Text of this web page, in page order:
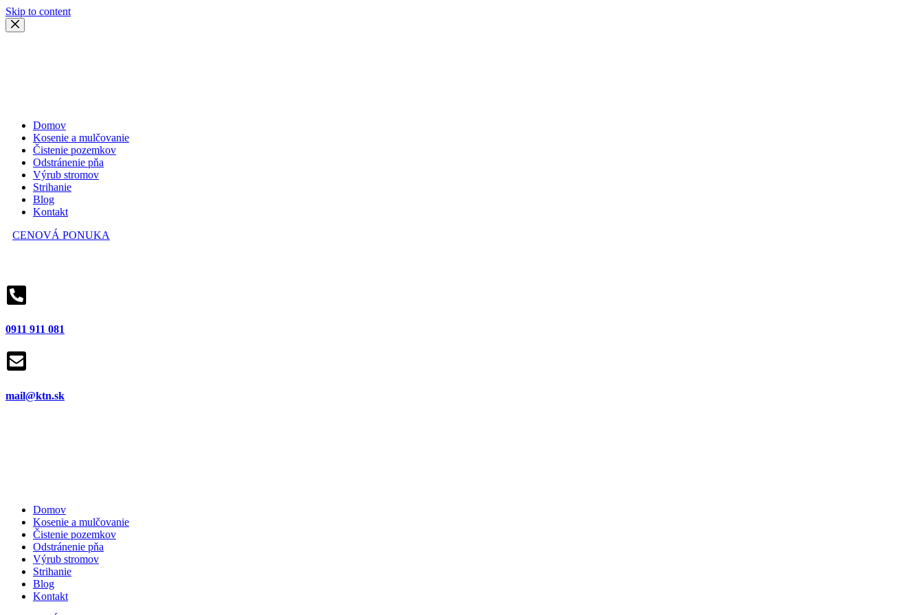
Skip to content
Domov
Kosenie a mulčovanie
Čistenie pozemkov
Odstránenie pňa
Výrub stromov
Strihanie
Blog
Kontakt
CENOVÁ PONUKA
0911 911 081
mail@ktn.sk
Domov
Kosenie a mulčovanie
Čistenie pozemkov
Odstránenie pňa
Výrub stromov
Strihanie
Blog
Kontakt